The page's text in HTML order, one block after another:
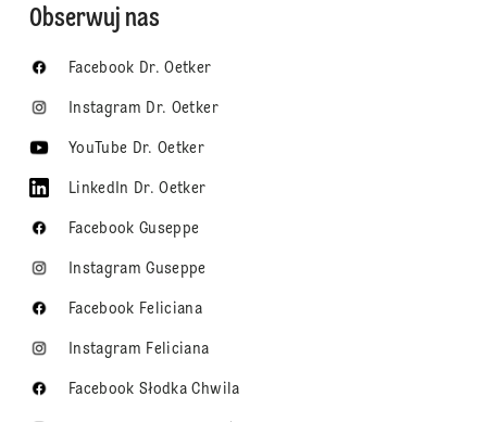
Obserwuj nas
Facebook Dr. Oetker
Instagram Dr. Oetker
YouTube Dr. Oetker
LinkedIn Dr. Oetker
Facebook Guseppe
Instagram Guseppe
Facebook Feliciana
Instagram Feliciana
Facebook Słodka Chwila